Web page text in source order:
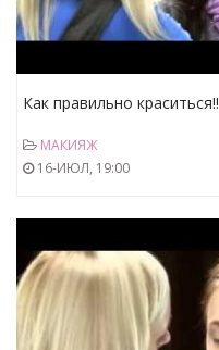
Как правильно
МАКИЯЖ
16-ИЮЛ, 19:00